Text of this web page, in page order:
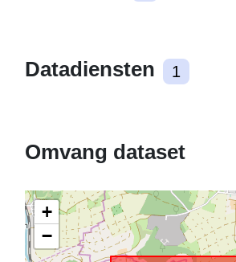
Datadiensten 1
Omvang dataset
+
−